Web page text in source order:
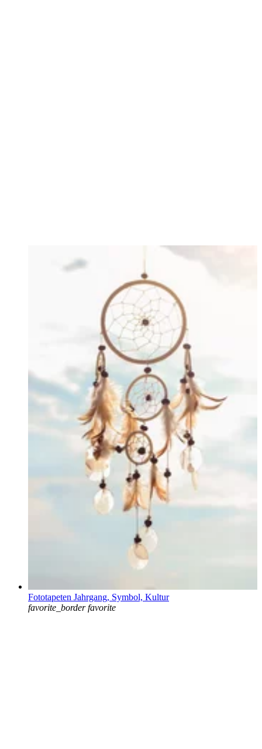
Fototapeten Jahrgang, Symbol, Kultur
favorite_border favorite